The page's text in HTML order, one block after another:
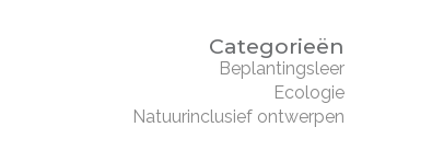
Categorieën
Beplantingsleer
Ecologie
Natuurinclusief ontwerpen